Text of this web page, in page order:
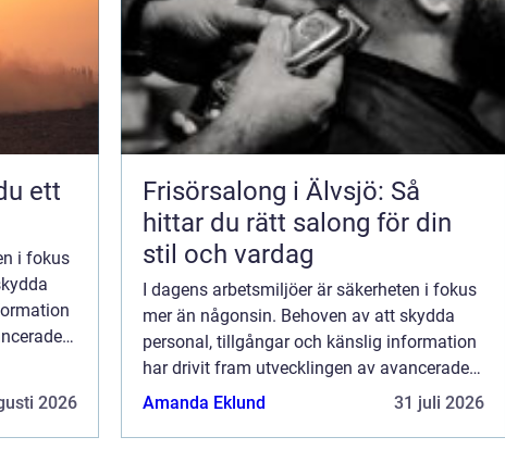
i fokus
2026
Frisörsalong i Älvsjö: Så
hittar du rätt salong för din
stil och vardag
I dagens arbetsmiljöer är säkerheten i fokus
mer än någonsin. Behoven av att skydda
personal, tillgångar och känslig information
har drivit fram utvecklingen av avancerade
säkerhetslösningar. En central ...
Amanda Eklund 31 juli 2026